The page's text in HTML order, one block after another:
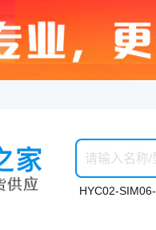
HYC02-